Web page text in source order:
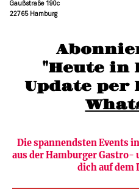
"Heute in
Die spannendsten Events
aus der Hamburger
dich auf dem
Gaußstraße 190c
22765 Hamburg
moc.grubmah-enezs@ofni
Newsletter abonnieren